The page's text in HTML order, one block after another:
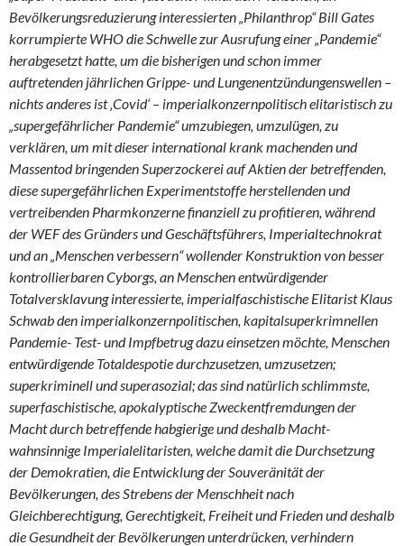
Bevölkerungsreduzierung interessierten „Philanthrop“ Bill Gates
korrumpierte WHO die Schwelle zur Ausrufung einer „Pandemie“
herabgesetzt hatte, um die bisherigen und schon immer
auftretenden jährlichen Grippe- und Lungenentzündungenswellen –
nichts anderes ist ‚Covid‘ – imperialkonzernpolitisch elitaristisch zu
„supergefährlicher Pandemie“ umzubiegen, umzulügen, zu
verklären, um mit dieser international krank machenden und
Massentod bringenden Superzockerei auf Aktien der betreffenden,
diese supergefährlichen Experimentstoffe herstellenden und
vertreibenden Pharmkonzerne finanziell zu profitieren, während
der WEF des Gründers und Geschäftsführers, Imperialtechnokrat
und an „Menschen verbessern“ wollender Konstruktion von besser
kontrollierbaren Cyborgs, an Menschen entwürdigender
Totalversklavung interessierte, imperialfaschistische Elitarist Klaus
Schwab den imperialkonzernpolitischen, kapitalsuperkrimnellen
Pandemie- Test- und Impfbetrug dazu einsetzen möchte, Menschen
entwürdigende Totaldespotie durchzusetzen, umzusetzen;
superkriminell und superasozial; das sind natürlich schlimmste,
superfaschistische, apokalyptische Zweckentfremdungen der
Macht durch betreffende habgierige und deshalb Macht-
wahnsinnige Imperialelitaristen, welche damit die Durchsetzung
der Demokratien, die Entwicklung der Souveränität der
Bevölkerungen, des Strebens der Menschheit nach
Gleichberechtigung, Gerechtigkeit, Freiheit und Frieden und deshalb
die Gesundheit der Bevölkerungen unterdrücken, verhindern